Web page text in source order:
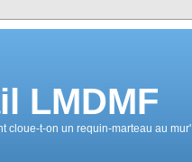
LMDMF
cloue-t-on un requin-marteau au